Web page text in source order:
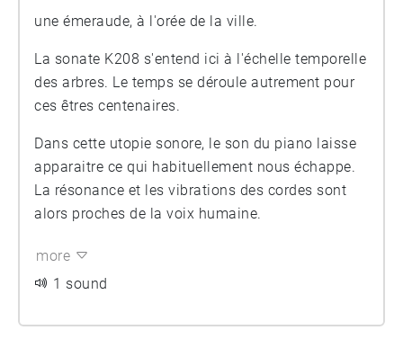
une émeraude, à l'orée de la ville.
La sonate K208 s'entend ici à l'échelle temporelle
des arbres. Le temps se déroule autrement pour
ces êtres centenaires.
Dans cette utopie sonore, le son du piano laisse
apparaitre ce qui habituellement nous échappe.
La résonance et les vibrations des cordes sont
alors proches de la voix humaine.
more
1 sound